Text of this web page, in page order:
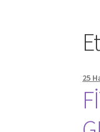
25